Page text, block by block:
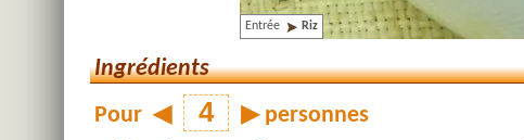
Entrée Riz
Ingrédients
Pour ◀ ▶ personnes